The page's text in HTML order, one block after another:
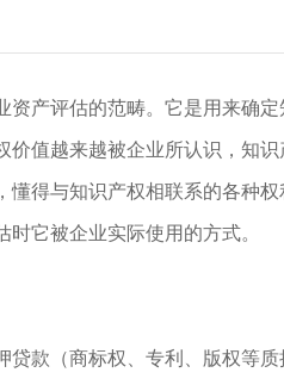
资产评估的范畴。它是用来确
价值越来越被企业所认识，知
懂得与知识产权相联系的各种
时它被企业实际使用的方式。
贷款（商标权、专利、版权等